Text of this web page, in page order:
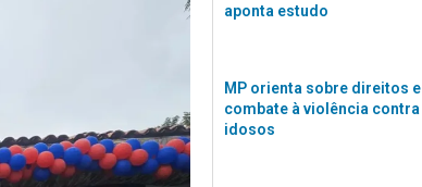
aponta estudo
MP orienta sobre direitos e
combate à violência contra
idosos